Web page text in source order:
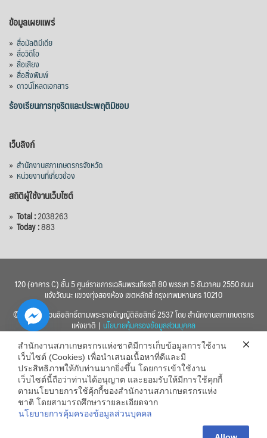
ข้อมูลเผยแพร่
» สื่อมัลติมีเดีย
» สื่อวิดีโอ
» สื่อเสียง
» สื่อสิ่งพิมพ์
» ดาวน์โหลดเอกสาร
ร้องเรียนการทุจริตและประพฤติมิชอบ
เว็บลิงก์
» สำนักงานสภาเกษตรกรจังหวัด
» หน่วยงานที่เกี่ยวข้อง
สถิติผู้ใช้งานเว็บไซต์
» Total :2038263
» Today :883
120 (อาคาร C) ชั้น 5 ศูนย์ราชการเฉลิมพระเกียรติ 80 พรรษา 5 ธันวาคม 2550 ถนน
แจ้งวัฒนะ แขวงทุ่งสองห้อง เขตหลักสี่ กรุงเทพมหานคร 10210
© 2560 สงวนลิขสิทธิ์ตามพระราชบัญญัติลิขสิทธิ์ 2537 โดย สำนักงานสภาเกษตรกร
แห่งชาติ | นโยบายคุ้มครองข้อมูลส่วนบุคคล
สำนักงานสภาเกษตรกรแห่งชาติมีการเก็บข้อมูลการใช้งาน
เว็บไซต์ (Cookies) เพื่อนำเสนอเนื้อหาที่ดีและมี
ประสิทธิภาพให้กับท่านมากยิ่งขึ้น โดยการเข้าใช้งาน
เว็บไซต์นี้ถือว่าท่านได้อนุญาต และยอมรับให้มีการใช้คุกกี้
ตามนโยบายการใช้คุ้กกี้ของสำนักงานสภาเกษตรกรแห่ง
ชาติ โดยสามารถศึกษารายละเอียดจาก
นโยบายการคุ้มครองข้อมูลส่วนบุคคล
Hide
chaty